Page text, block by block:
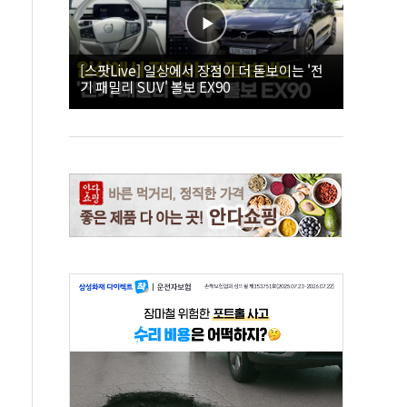
[스팟Live] 일상에서 장점이 더 돋보이는 '전
기 패밀리 SUV' 볼보 EX90